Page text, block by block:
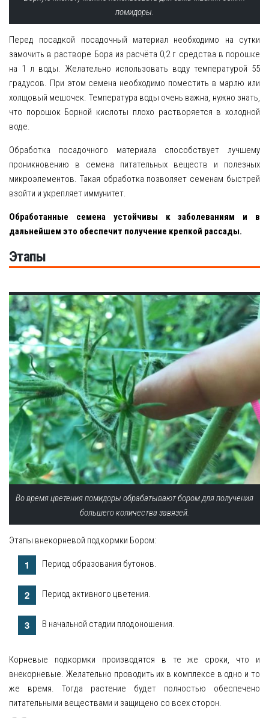
помидоры.
Перед посадкой посадочный материал необходимо на сутки
замочить в растворе Бора из расчёта 0,2 г средства в порошке
на 1 л воды. Желательно использовать воду температурой 55
градусов. При этом семена необходимо поместить в марлю или
холщовый мешочек. Температура воды очень важна, нужно знать,
что порошок Борной кислоты плохо растворяется в холодной
воде.
Обработка посадочного материала способствует лучшему
проникновению в семена питательных веществ и полезных
микроэлементов. Такая обработка позволяет семенам быстрей
взойти и укрепляет иммунитет.
Обработанные семена устойчивы к заболеваниям и в
дальнейшем это обеспечит получение крепкой рассады.
Этапы
Во время цветения помидоры обрабатывают бором для получения
большего количества завязей.
Этапы внекорневой подкормки Бором:
Период образования бутонов.
Период активного цветения.
В начальной стадии плодоношения.
Корневые подкормки производятся в те же сроки, что и
внекорневые. Желательно проводить их в комплексе в одно и то
же время. Тогда растение будет полностью обеспечено
питательными веществами и защищено со всех сторон.